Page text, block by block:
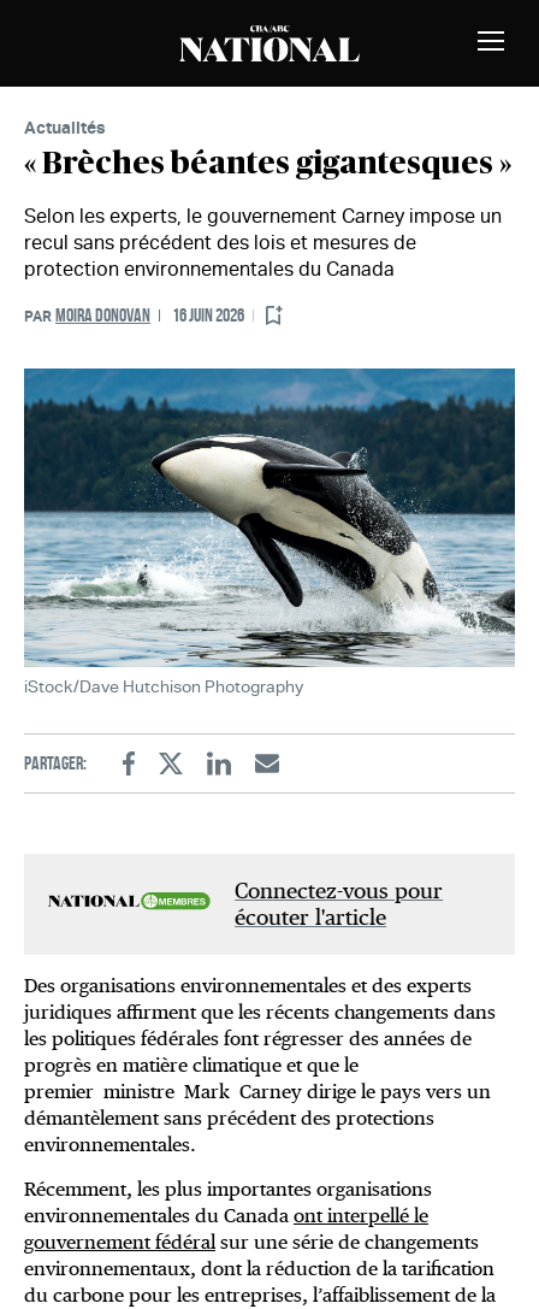
Actualités
« Brèches béantes gigantesques »
Selon les experts, le gouvernement Carney impose un
recul sans précédent des lois et mesures de
protection environnementales du Canada
PAR MOIRA DONOVAN 16 JUIN 2026
iStock/Dave Hutchison Photography
Partager:
FacebookTwitterLinkedinEmail
Connectez-vous pour
écouter l'article
Des organisations environnementales et des experts
juridiques affirment que les récents changements dans
les politiques fédérales font régresser des années de
progrès en matière climatique et que le
premier ministre Mark Carney dirige le pays vers un
démantèlement sans précédent des protections
environnementales.
Récemment, les plus importantes organisations
environnementales du Canada ont interpellé le
gouvernement fédéralsur une série de changements
environnementaux, dont la réduction de la tarification
du carbone pour les entreprises, l’affaiblissement de la